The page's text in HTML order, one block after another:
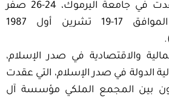
إنسانية” التي عقدت في جامعة اليرموك، 24-26 صفر
1408هجرية – الموافق 17-19 تشرين أول 1987
والاقتصادية في صدر الإسلام،
الدولة في صدر الإسلام، التي عقدت
بين المجمع الملكي مؤسسة آل